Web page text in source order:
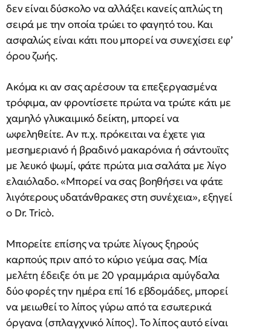
δεν είναι δύσκολο να αλλάξει κανείς απλώς τη
σειρά με την οποία τρώει το φαγητό του. Και
ασφαλώς είναι κάτι που μπορεί να συνεχίσει εφ’
όρου ζωής.
Ακόμα κι αν σας αρέσουν τα επεξεργασμένα
τρόφιμα, αν φροντίσετε πρώτα να τρώτε κάτι με
χαμηλό γλυκαιμικό δείκτη, μπορεί να
ωφεληθείτε. Αν π.χ. πρόκειται να έχετε για
μεσημεριανό ή βραδινό μακαρόνια ή σάντουϊτς
με λευκό ψωμί, φάτε πρώτα μια σαλάτα με λίγο
ελαιόλαδο. «Μπορεί να σας βοηθήσει να φάτε
λιγότερους υδατάνθρακες στη συνέχεια», εξηγεί
ο Dr. Tricò.
Μπορείτε επίσης να τρώτε λίγους ξηρούς
καρπούς πριν από το κύριο γεύμα σας. Μία
μελέτη έδειξε ότι με 20 γραμμάρια αμύγδαλα
δύο φορές την ημέρα επί 16 εβδομάδες, μπορεί
να μειωθεί το λίπος γύρω από τα εσωτερικά
όργανα (σπλαγχνικό λίπος). Το λίπος αυτό είναι